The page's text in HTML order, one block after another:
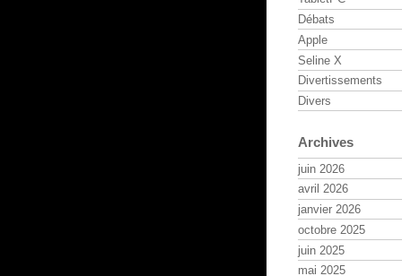
Débats
Apple
Seline X
Divertissements
Divers
Archives
juin 2026
avril 2026
janvier 2026
octobre 2025
juin 2025
mai 2025